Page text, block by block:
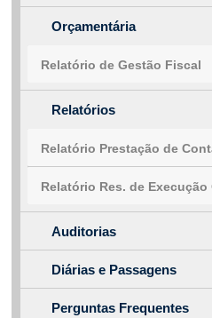
Orçamentária
Relatório de Gestão Fiscal
Relatórios
Relatório Prestação de
Relatório Res. de Execução
Auditorias
Diárias e Passagens
Perguntas Frequentes